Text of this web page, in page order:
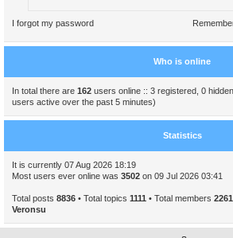
I forgot my password
Who is online
In total there are 162 users online :: 3 registered, 0
users active over the past 5 minutes)
Statistics
It is currently 07 Aug 2026 18:19
Most users ever online was 3502 on 09 Jul 2026 03:41
Total posts 8836 • Total topics 1111 • Total members 2261
Veronsu